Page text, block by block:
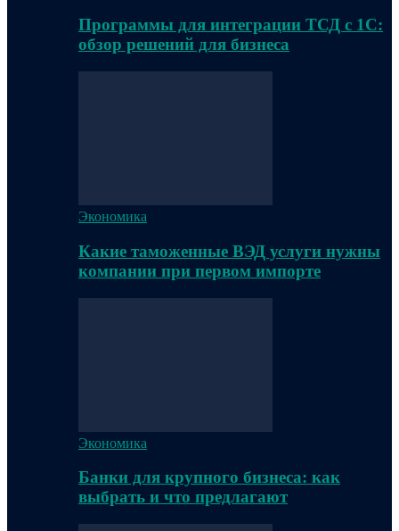
Программы для интеграции ТСД с 1С:
обзор решений для бизнеса
Экономика
Какие таможенные ВЭД услуги нужны
компании при первом импорте
Экономика
Банки для крупного бизнеса: как
выбрать и что предлагают